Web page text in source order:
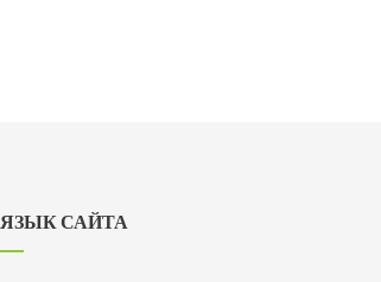
ЯЗЫК САЙТА